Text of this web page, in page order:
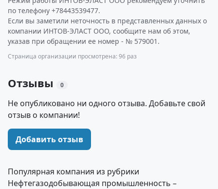
по телефону +78443539477.
Если вы заметили неточность в представленных данных о
компании ИНТОВ-ЭЛАСТ ООО, сообщите нам об этом,
указав при обращении ее номер - № 579001.
Страница организации просмотрена: 96 раз
Отзывы 0
Не опубликовано ни одного отзыва. Добавьте свой
отзыв о компании!
Добавить отзыв
Популярная компания из рубрики
Нефтегазодобывающая промышленность –